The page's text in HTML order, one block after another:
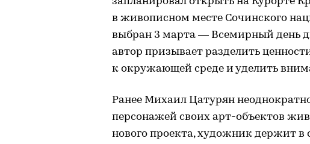
в живописном месте Сочинского
выбран 3 марта — Всемирный день
автор призывает разделить
к окружающей среде и уделить
Ранее Михаил Цатурян
персонажей своих арт-объектов
нового проекта, художник держит в